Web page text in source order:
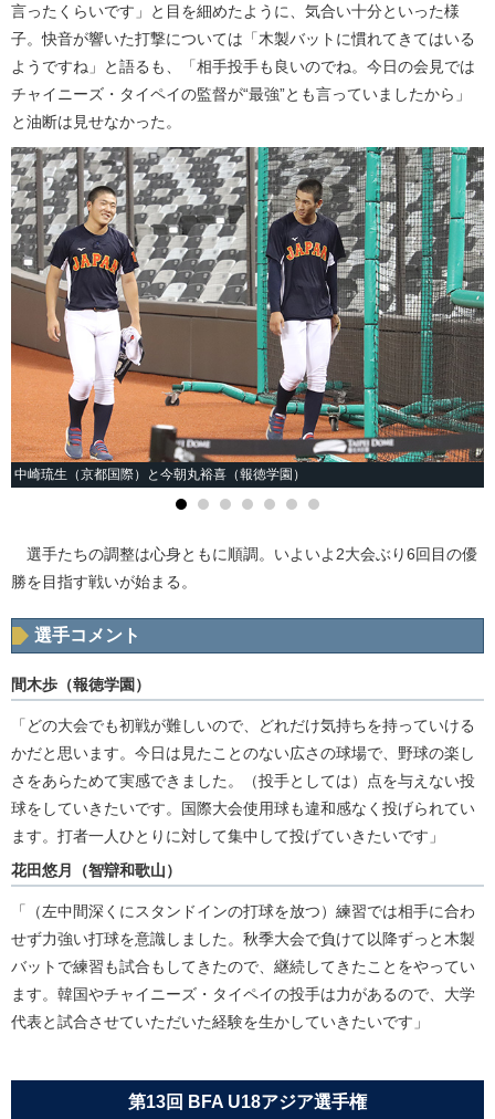
言ったくらいです」と目を細めたように、気合い十分といった様
子。快音が響いた打撃については「木製バットに慣れてきてはいる
ようですね」と語るも、「相手投手も良いのでね。今日の会見では
チャイニーズ・タイペイの監督が“最強”とも言っていましたから」
と油断は見せなかった。
中崎琉生（京都国際）と今朝丸裕喜（報徳学園）
選手たちの調整は心身ともに順調。いよいよ2大会ぶり6回目の優
勝を目指す戦いが始まる。
選手コメント
間木歩（報徳学園）
「どの大会でも初戦が難しいので、どれだけ気持ちを持っていける
かだと思います。今日は見たことのない広さの球場で、野球の楽し
さをあらためて実感できました。（投手としては）点を与えない投
球をしていきたいです。国際大会使用球も違和感なく投げられてい
ます。打者一人ひとりに対して集中して投げていきたいです」
花田悠月（智辯和歌山）
「（左中間深くにスタンドインの打球を放つ）練習では相手に合わ
せず力強い打球を意識しました。秋季大会で負けて以降ずっと木製
バットで練習も試合もしてきたので、継続してきたことをやってい
ます。韓国やチャイニーズ・タイペイの投手は力があるので、大学
代表と試合させていただいた経験を生かしていきたいです」
第13回 BFA U18アジア選手権